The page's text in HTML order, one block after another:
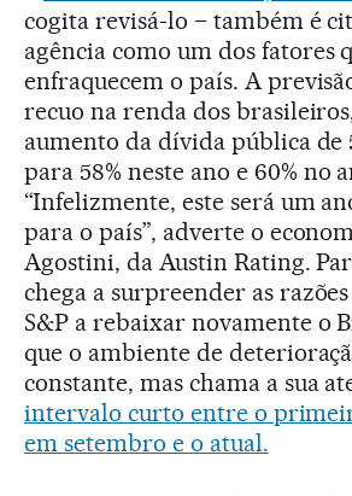
cogita revisá-lo – também é
agência como um dos fatores
enfraquecem o país. A
recuo na renda dos
aumento da dívida pública de
para 58% neste ano e 60% no
“Infelizmente, este será um
para o país”, adverte o
Agostini, da Austin Rating.
chega a surpreender as
S&P a rebaixar novamente o
que o ambiente de
constante, mas chama a sua
intervalo curto entre o
em setembro e o atual.